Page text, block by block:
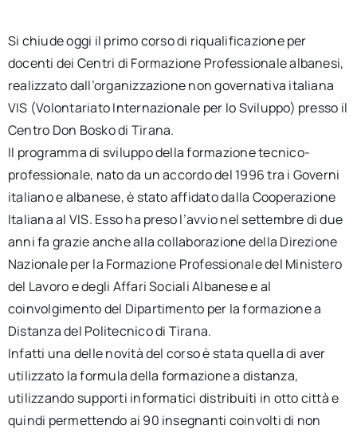
Si chiude oggi il primo corso di riqualificazione per
docenti dei Centri di Formazione Professionale albanesi,
realizzato dall’organizzazione non governativa italiana
VIS (Volontariato Internazionale per lo Sviluppo) presso il
Centro Don Bosko di Tirana.
Il programma di sviluppo della formazione tecnico-
professionale, nato da un accordo del 1996 tra i Governi
italiano e albanese, è stato affidato dalla Cooperazione
Italiana al VIS. Esso ha preso l’avvio nel settembre di due
anni fa grazie anche alla collaborazione della Direzione
Nazionale per la Formazione Professionale del Ministero
del Lavoro e degli Affari Sociali Albanese e al
coinvolgimento del Dipartimento per la formazione a
Distanza del Politecnico di Tirana.
Infatti una delle novità del corso è stata quella di aver
utilizzato la formula della formazione a distanza,
utilizzando supporti informatici distribuiti in otto città e
quindi permettendo ai 90 insegnanti coinvolti di non